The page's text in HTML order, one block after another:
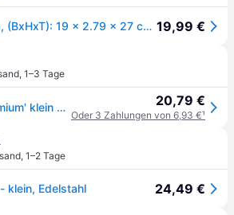
WEBER Gemüsekorb, (BxHxT): 19 x 2.79 x 27 cm - silberfarben 19,99 €
, 1–3 Tage
Weber Grillkorb 'Premium' klein Edelstahl 18,8 x 26,9 cm 20,79 €
Oder 3 Zahlungen von 6,93 €¹
, 1–2 Tage
klein, Edelstahl 24,49 €